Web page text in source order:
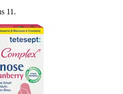
11.